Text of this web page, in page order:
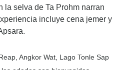
la selva de Ta Prohm narran
incluye cena jemer y
, Angkor Wat , Lago Tonle Sap